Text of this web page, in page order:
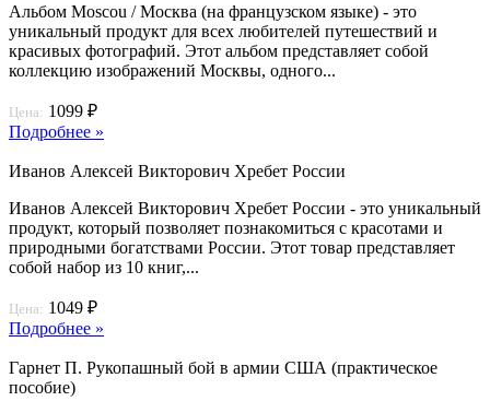
Альбом Moscou / Москва (на французском языке) - это
уникальный продукт для всех любителей путешествий и
красивых фотографий. Этот альбом представляет собой
коллекцию изображений Москвы, одного...
Цена: 1099 ₽
Подробнее »
Иванов Алексей Викторович Хребет России
Иванов Алексей Викторович Хребет России - это уникальный
продукт, который позволяет познакомиться с красотами и
природными богатствами России. Этот товар представляет
собой набор из 10 книг,...
Цена: 1049 ₽
Подробнее »
Гарнет П. Рукопашный бой в армии США (практическое
пособие)